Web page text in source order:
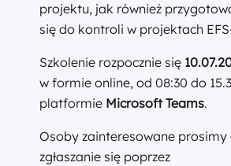
projektu, jak również
się do kontroli w projektach
Szkolenie rozpocznie się
w formie online, od 08:30 do
platformie Microsoft Teams.
Osoby zainteresowane prosimy
zgłaszanie się poprzez